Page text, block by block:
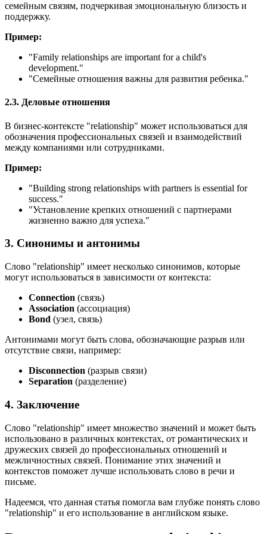
семейным связям, подчеркивая эмоциональную близость и
поддержку.
Пример:
"Family relationships are important for a child's
development."
"Семейные отношения важны для развития ребенка."
2.3. Деловые отношения
В бизнес-контексте "relationship" может использоваться для
обозначения профессиональных связей и взаимодействий
между компаниями или сотрудниками.
Пример:
"Building strong relationships with partners is essential for
success."
"Установление крепких отношений с партнерами
жизненно важно для успеха."
3. Синонимы и антонимы
Слово "relationship" имеет несколько синонимов, которые
могут использоваться в зависимости от контекста:
Connection (связь)
Association (ассоциация)
Bond (узел, связь)
Антонимами могут быть слова, обозначающие разрыв или
отсутствие связи, например:
Disconnection (разрыв связи)
Separation (разделение)
4. Заключение
Слово "relationship" имеет множество значений и может быть
использовано в различных контекстах, от романтических и
дружеских связей до профессиональных отношений и
межличностных связей. Понимание этих значений и
контекстов поможет лучше использовать слово в речи и
письме.
Надеемся, что данная статья помогла вам глубже понять слово
"relationship" и его использование в английском языке.